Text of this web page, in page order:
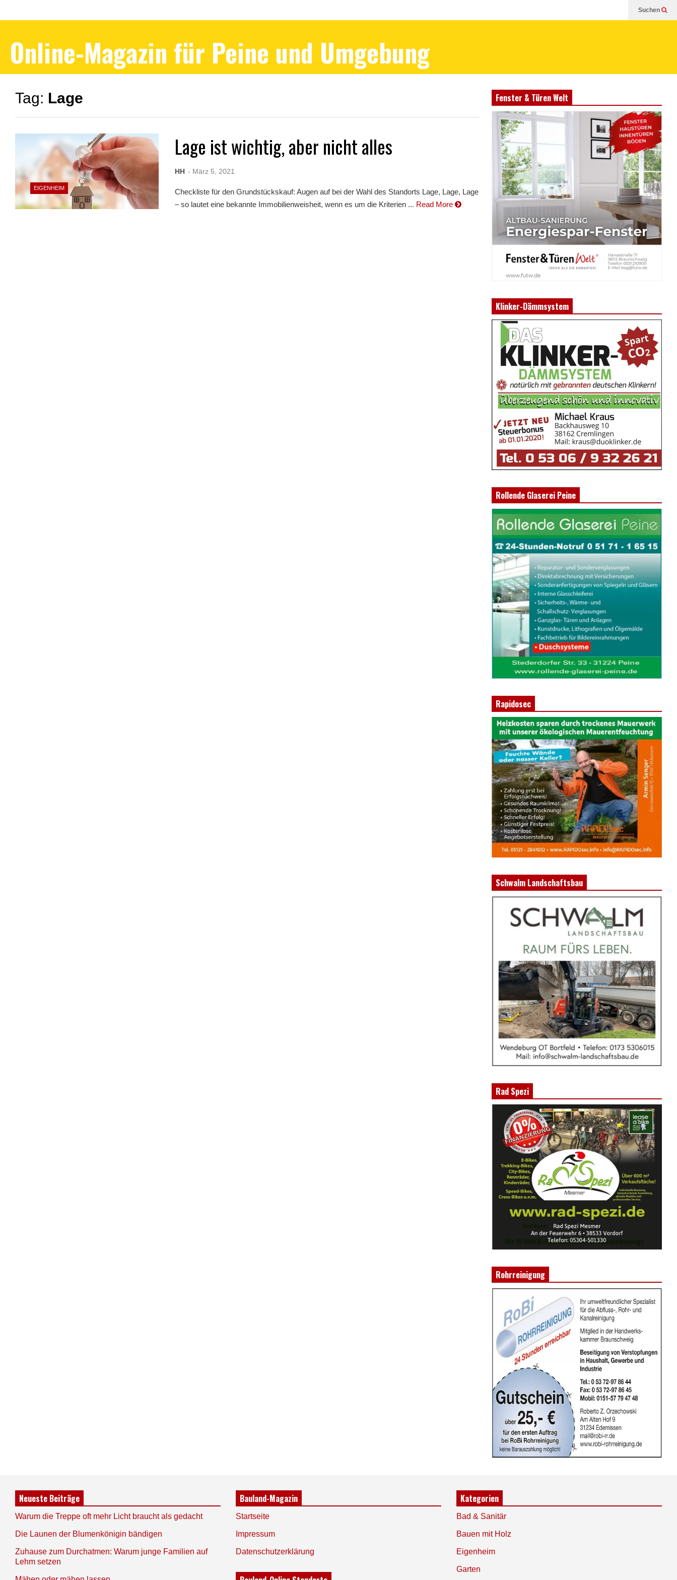
Suchen
Online-Magazin für Peine und Umgebung
Tag: Lage
EIGENHEIM
Lage ist wichtig, aber nicht alles
HH - März 5, 2021
Checkliste für den Grundstückskauf: Augen auf bei der Wahl des Standorts Lage, Lage, Lage
– so lautet eine bekannte Immobilienweisheit, wenn es um die Kriterien ... Read More
Fenster & Türen Welt
Klinker-Dämmsystem
Rollende Glaserei Peine
Rapidosec
Schwalm Landschaftsbau
Rad Spezi
Rohrreinigung
Neueste Beiträge
Warum die Treppe oft mehr Licht braucht als gedacht
Die Launen der Blumenkönigin bändigen
Zuhause zum Durchatmen: Warum junge Familien auf
Lehm setzen
Bauland-Magazin
Startseite
Impressum
Datenschutzerklärung
Kategorien
Bad & Sanitär
Bauen mit Holz
Eigenheim
Garten